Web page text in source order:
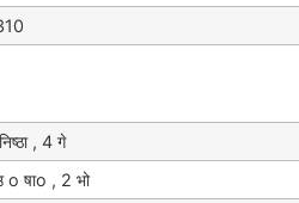
, 4 गे
षाo , 2 भो